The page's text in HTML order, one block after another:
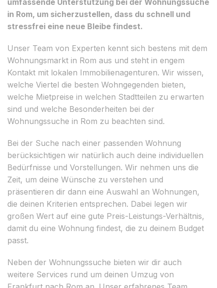
in Rom, um sicherzustellen, dass du schnell und
stressfrei eine neue Bleibe findest.
Unser Team von Experten kennt sich bestens mit dem
Wohnungsmarkt in Rom aus und steht in engem
Kontakt mit lokalen Immobilienagenturen. Wir wissen,
welche Viertel die besten Wohngegenden bieten,
welche Mietpreise in welchen Stadtteilen zu erwarten
sind und welche Besonderheiten bei der
Wohnungssuche in Rom zu beachten sind.
Bei der Suche nach einer passenden Wohnung
berücksichtigen wir natürlich auch deine individuellen
Bedürfnisse und Vorstellungen. Wir nehmen uns die
Zeit, um deine Wünsche zu verstehen und
präsentieren dir dann eine Auswahl an Wohnungen,
die deinen Kriterien entsprechen. Dabei legen wir
großen Wert auf eine gute Preis-Leistungs-Verhältnis,
damit du eine Wohnung findest, die zu deinem Budget
passt.
Neben der Wohnungssuche bieten wir dir auch
weitere Services rund um deinen Umzug von